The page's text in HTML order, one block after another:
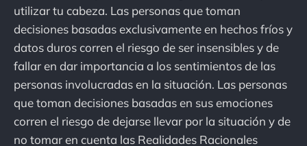
utilizar tu cabeza. Las personas que toman
decisiones basadas exclusivamente en hechos fríos y
datos duros corren el riesgo de ser insensibles y de
fallar en dar importancia a los sentimientos de las
personas involucradas en la situación. Las personas
que toman decisiones basadas en sus emociones
corren el riesgo de dejarse llevar por la situación y de
no tomar en cuenta las Realidades Racionales